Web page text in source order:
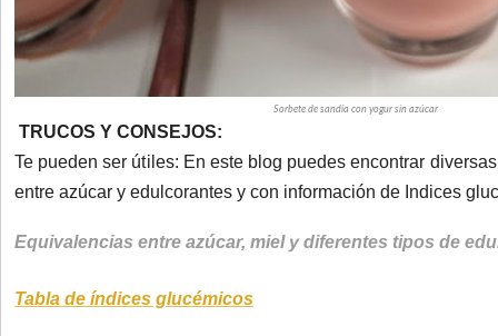
Sorbete de sandía con yogur sin azúcar
TRUCOS Y CONSEJOS:
Te pueden ser útiles: En este blog puedes encontrar
entre azúcar y edulcorantes y con información de Indices
Equivalencias entre azúcar, miel y diferentes tipos de
Tabla de índices glucémicos